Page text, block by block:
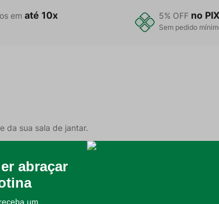
ematé 10x 5% OFF no PIX
Sem pedido
da sua sala de jantar.
já conhece e confia, além da tecnologia da